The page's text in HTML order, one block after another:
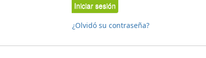
Iniciar sesión
¿Olvidó su contraseña?